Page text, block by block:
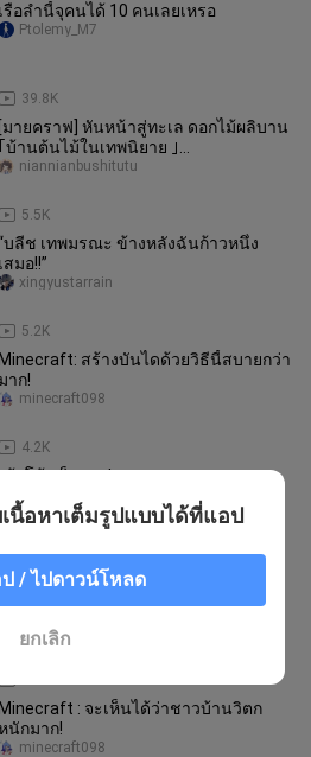
เรือลำนี้จุคนได้ 10 คนเลยเหรอ
39.8K
Ptolemy_M7
[มายคราฟ] หันหน้าสู่ทะเล ดอกไม้ผลิบาน
｢บ้านต้นไม้ในเทพนิยาย ｣
cocricot×miniaturia
5.5K
niannianbushitutu
บลีช เทพมรณะ ข้างหลังฉันก้าวหนึ่ง
เสมอ!!”
5.2K
xingyustarrain
Minecraft: สร้างบันไดด้วยวิธีนี้สบายกว่า
มาก!
4.2K
minecraft098
ข้าโค้งเร็วมาก!
ารเดินทาง] ทอม สปีด พาส
fzxiansheng123
Minecraft : จะเห็นได้ว่าชาวบ้านวิตก
นักมาก!
minecraft098
นื้อหาเต็มรูปแบบได้ที่แอป
/ ไปดาวน์โหลด
ยกเลิก